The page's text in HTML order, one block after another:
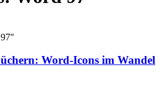
Word-Icons im Wandel